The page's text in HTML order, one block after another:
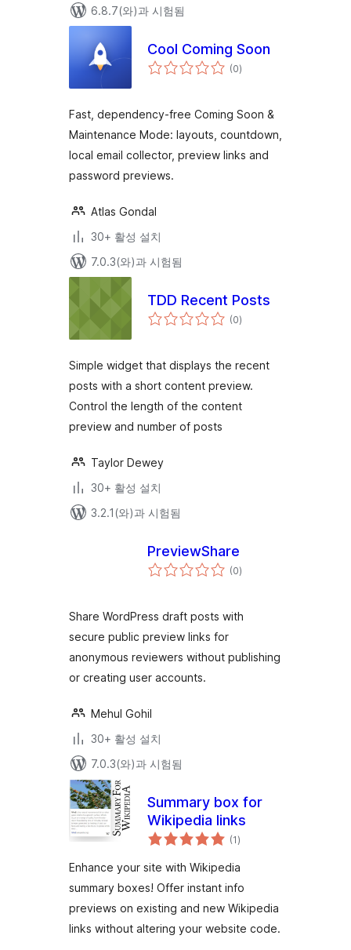
6.8.7(와)과 시험됨
Cool Coming Soon
(0전
체)
Fast, dependency-free Coming Soon &
Maintenance Mode: layouts, countdown,
local email collector, preview links and
password previews.
Atlas Gondal
30+ 활성 설치
7.0.3(와)과 시험됨
TDD Recent Posts
(0전
체)
Simple widget that displays the recent
posts with a short content preview.
Control the length of the content
preview and number of posts
Taylor Dewey
30+ 활성 설치
3.2.1(와)과 시험됨
PreviewShare
(0전
체)
Share WordPress draft posts with
secure public preview links for
anonymous reviewers without publishing
or creating user accounts.
Mehul Gohil
30+ 활성 설치
7.0.3(와)과 시험됨
Summary box for
Wikipedia links
(1전
체
점
)
Enhance your site with Wikipedia
summary boxes! Offer instant info
previews on existing and new Wikipedia
links without altering your website code.